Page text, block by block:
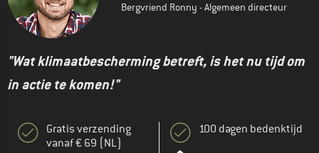
Bergvriend Ronny - Algemeen directeur
"Wat klimaatbescherming betreft, is het nu tijd om
in actie te komen!"
Gratis verzending
vanaf € 69 (NL)
100 dagen bedenktijd